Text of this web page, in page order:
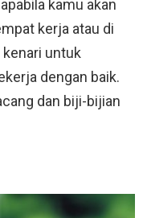
kamu akan
kerja atau di
untuk
dengan baik.
dan biji-bijian